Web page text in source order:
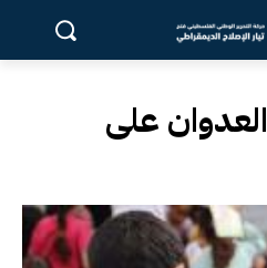
العدوان على